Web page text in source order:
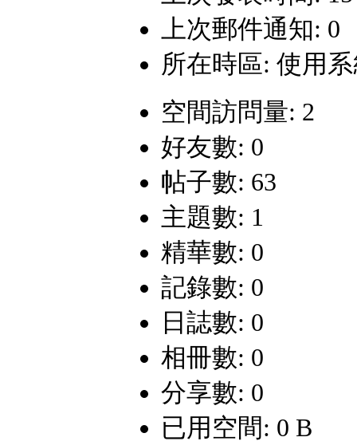
上次郵件通知: 0
所在時區: 使用
空間訪問量: 2
好友數: 0
帖子數: 63
主題數: 1
精華數: 0
記錄數: 0
日誌數: 0
相冊數: 0
分享數: 0
已用空間: 0 B